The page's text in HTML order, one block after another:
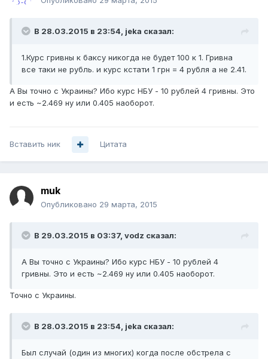
В 28.03.2015 в 23:54, jeka сказал:
1.Курс гривны к баксу никогда не будет 100 к 1. Гривна
все таки не рубль. и курс кстати 1 грн = 4 рубля а не 2.41.
А Вы точно с Украины? Ибо курс НБУ - 10 рублей 4 гривны. Это
и есть ~2.469 ну или 0.405 наоборот.
Вставить ник Цитата
muk
Опубликовано 29 марта, 2015
В 29.03.2015 в 03:37, vodz сказал:
А Вы точно с Украины? Ибо курс НБУ - 10 рублей 4
гривны. Это и есть ~2.469 ну или 0.405 наоборот.
Точно с Украины.
В 28.03.2015 в 23:54, jeka сказал:
Был случай (один из многих) когда после обстрела с